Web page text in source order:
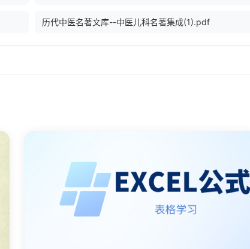
历代中医名著文库--中医儿科名著集成(1).pdf